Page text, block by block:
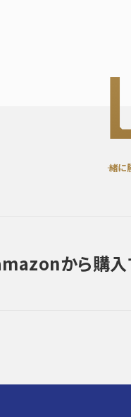
一緒に勝つ！
から購入